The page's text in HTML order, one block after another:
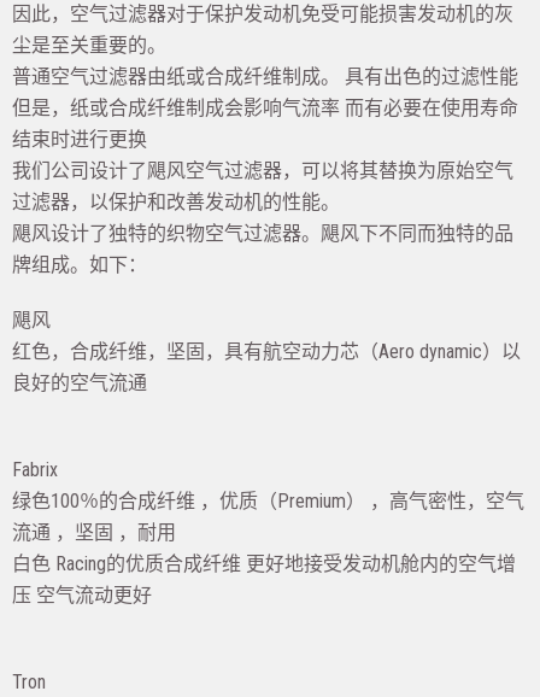
因此，空气过滤器对于保护发动机免受可能损害发动机的灰
尘是至关重要的。
普通空气过滤器由纸或合成纤维制成。 具有出色的过滤性能
但是，纸或合成纤维制成会影响气流率 而有必要在使用寿命
结束时进行更换
我们公司设计了飓风空气过滤器，可以将其替换为原始空气
过滤器，以保护和改善发动机的性能。
飓风设计了独特的织物空气过滤器。飓风下不同而独特的品
牌组成。如下：
飓风
红色，合成纤维，坚固，具有航空动力芯（Aero dynamic）以
良好的空气流通
Fabrix
绿色100％的合成纤维 ，优质（Premium） ，高气密性，空气
流通 ，坚固 ，耐用
白色 Racing的优质合成纤维 更好地接受发动机舱内的空气增
压 空气流动更好
Tron